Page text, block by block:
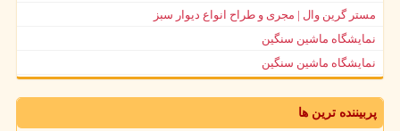
مستر گرین وال | مجری و طراح انواع دیوار سبز
نمایشگاه ماشین سنگین
نمایشگاه ماشین سنگین
پربیننده ترین ها